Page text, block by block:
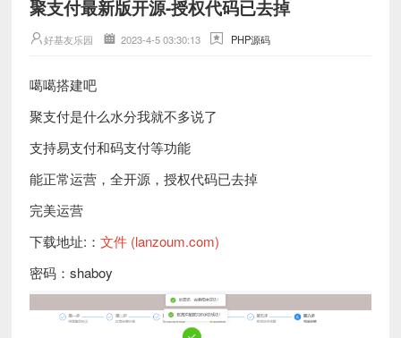
聚支付最新版开源-授权代码已去掉
好基友乐园 2023-4-5 03:30:13 PHP源码
噶噶搭建吧
聚支付是什么水分我就不多说了
支持易支付和码支付等功能
能正常运营，全开源，授权代码已去掉
完美运营
下载地址:：文件 (lanzoum.com)
密码：shaboy